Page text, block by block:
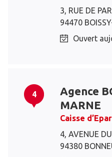
3, RUE DE
94470
Ouvert
4
Agence
MARNE
Caisse
4, AVENUE
94380